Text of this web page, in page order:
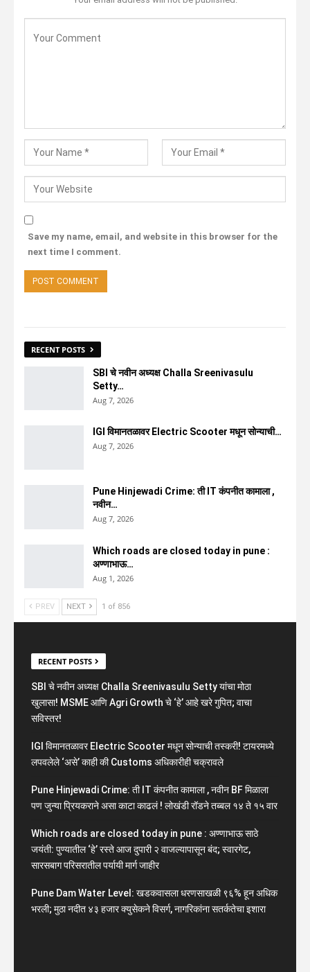
Save my name, email, and website in this browser for the
next time I comment.
RECENT POSTS
SBI चे नवीन अध्यक्ष Challa Sreenivasulu
Setty…
Aug 7, 2026
IGI विमानतळावर Electric Scooter मधून सोन्याची…
Aug 7, 2026
Pune Hinjewadi Crime: ती IT कंपनीत कामाला ,
नवीन…
Aug 7, 2026
Which roads are closed today in pune :
अण्णाभाऊ…
Aug 1, 2026
PREV NEXT 1 of 856
RECENT POSTS
SBI चे नवीन अध्यक्ष Challa Sreenivasulu Setty यांचा मोठा
खुलासा! MSME आणि Agri Growth चे ‘हे’ आहे खरे गुपित; वाचा
सविस्तर!
IGI विमानतळावर Electric Scooter मधून सोन्याची तस्करी! टायरमध्ये
लपवलेले ‘असे’ काही की Customs अधिकारीही चक्रावले
Pune Hinjewadi Crime: ती IT कंपनीत कामाला , नवीन BF मिळाला
पण जुन्या प्रियकराने असा काटा काढलं ! लोखंडी रॉडने तब्बल १४ ते १५ वार
Which roads are closed today in pune : अण्णाभाऊ साठे
जयंती: पुण्यातील ‘हे’ रस्ते आज दुपारी २ वाजल्यापासून बंद; स्वारगेट,
सारसबाग परिसरातील पर्यायी मार्ग जाहीर
Pune Dam Water Level: खडकवासला धरणसाखळी ९६% हून अधिक
भरली; मुठा नदीत ४३ हजार क्युसेकने विसर्ग, नागरिकांना सतर्कतेचा इशारा